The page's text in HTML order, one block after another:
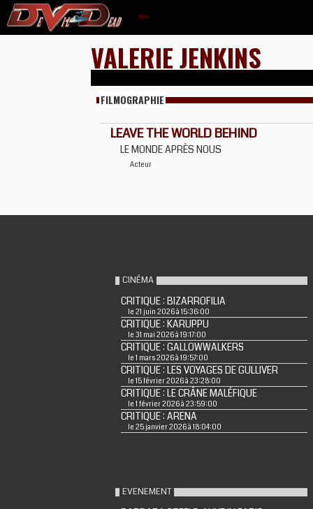
VALERIE JENKINS
FILMOGRAPHIE
LEAVE THE WORLD BEHIND
LE MONDE APRÈS NOUS
Acteur
CINÉMA
CRITIQUE : BIZARROFILIA
le 21 juin 2026 à 15:36:00
CRITIQUE : KARUPPU
le 31 mai 2026 à 19:17:00
CRITIQUE : GALLOWWALKERS
le 1 mars 2026 à 19:57:00
CRITIQUE : LES VOYAGES DE GULLIVER
le 15 février 2026 à 23:28:00
CRITIQUE : LE CRÂNE MALÉFIQUE
le 1 février 2026 à 23:59:00
CRITIQUE : ARENA
le 25 janvier 2026 à 18:04:00
EVENEMENT